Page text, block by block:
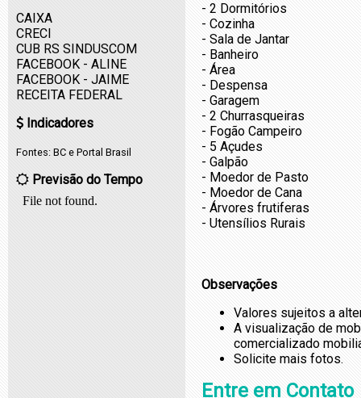
CAIXA
CRECI
CUB RS SINDUSCOM
FACEBOOK - ALINE
FACEBOOK - JAIME
RECEITA FEDERAL
Indicadores
Fontes: BC e Portal Brasil
Previsão do Tempo
- 2 Dormitórios
- Cozinha
- Sala de Jantar
- Banheiro
- Área
- Despensa
- Garagem
- 2 Churrasqueiras
- Fogão Campeiro
- 5 Açudes
- Galpão
- Moedor de Pasto
- Moedor de Cana
- Árvores frutiferas
- Utensílios Rurais
Observações
Valores sujeitos a
A visualização de
comercializado
Solicite mais fotos.
Entre em Contato